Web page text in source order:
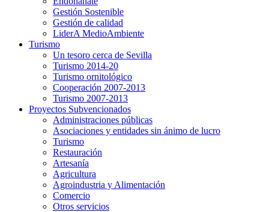
Gestión Sostenible
Gestión de calidad
LiderA MedioAmbiente
Turismo
Un tesoro cerca de Sevilla
Turismo 2014-20
Turismo ornitológico
Cooperación 2007-2013
Turismo 2007-2013
Proyectos Subvencionados
Administraciones públicas
Asociaciones y entidades sin ánimo de lucro
Turismo
Restauración
Artesanía
Agricultura
Agroindustria y Alimentación
Comercio
Otros servicios